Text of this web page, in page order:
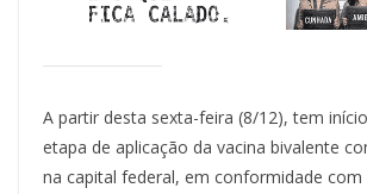
A partir desta sexta-feira (8/12), tem
etapa de aplicação da vacina bivalente
na capital federal, em conformidade